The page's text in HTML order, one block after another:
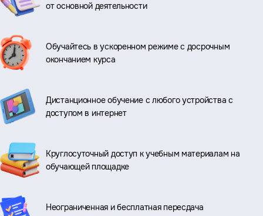
от основной деятельности
Обучайтесь в ускоренном режиме с досрочным
окончанием курса
Дистанционное обучение с любого устройства с
доступом в интернет
Круглосуточный доступ к учебным материалам на
обучающей площадке
Неограниченная и бесплатная пересдача